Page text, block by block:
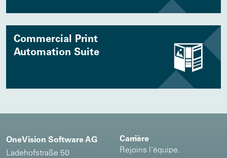
Commercial Print
Automation Suite
OneVision Software AG
Ladehofstraße 50
Carrière
Rejoins l'équipe.